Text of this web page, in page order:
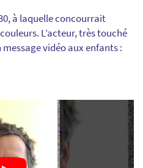
à laquelle concourrait
L’acteur, très touché
vidéo aux enfants :